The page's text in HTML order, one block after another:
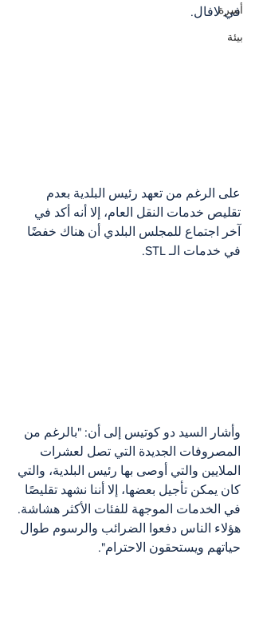
أسرة
بيئة
في لافال.
على الرغم من تعهد رئيس البلدية بعدم
تقليص خدمات النقل العام، إلا أنه أكد في
آخر اجتماع للمجلس البلدي أن هناك خفضًا
في خدمات الـ STL.
وأشار السيد دو كوتيس إلى أن: "بالرغم من
المصروفات الجديدة التي تصل لعشرات
الملايين والتي أوصى بها رئيس البلدية، والتي
كان يمكن تأجيل بعضها، إلا أننا نشهد تقليصًا
في الخدمات الموجهة للفئات الأكثر هشاشة.
هؤلاء الناس دفعوا الضرائب والرسوم طوال
حياتهم ويستحقون الاحترام".